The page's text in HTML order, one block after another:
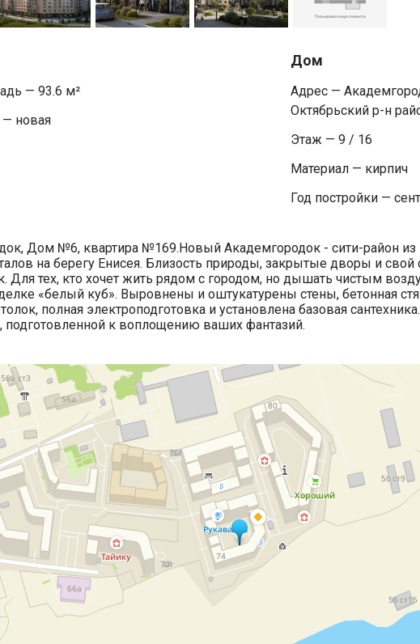
— 93.6 м²
новая
Дом
Адрес —
Октябрьский р-н
Этаж — 9 / 16
Материал — кирпич
Год постройки —
Дом №6, квартира №169.Новый Академгородок - сити-район
на берегу Енисея. Близость природы, закрытые дворы и свой
Для тех, кто хочет жить рядом с городом, но дышать чистым
«белый куб». Выровнены и оштукатурены стены, бетонная
полная электроподготовка и установлена базовая
подготовленной к воплощению ваших фантазий.